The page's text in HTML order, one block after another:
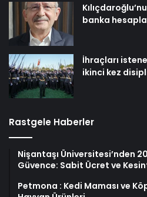
banka
İhraçları
ikinci kez
Rastgele Haberler
Nişantaşı Üniversitesi’nden
Güvence: Sabit Ücret ve
Petmona : Kedi Maması ve